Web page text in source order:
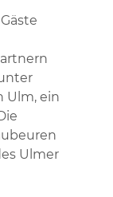
Ulm, ein
Ulmer